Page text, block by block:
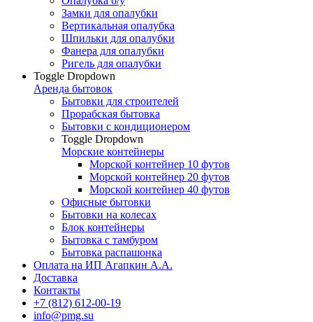
Замки для опалубки
Вертикальная опалубка
Шпильки для опалубки
Фанера для опалубки
Ригель для опалубки
Toggle Dropdown
Аренда бытовок
Бытовки для строителей
Прорабская бытовка
Бытовки с кондиционером
Toggle Dropdown
Морские контейнеры
Морской контейнер 10 футов
Морской контейнер 20 футов
Морской контейнер 40 футов
Офисные бытовки
Бытовки на колесах
Блок контейнеры
Бытовка с тамбуром
Бытовка распашонка
Оплата на ИП Агапкин А.А.
Доставка
Контакты
+7 (812) 612-00-19
info@pmg.su